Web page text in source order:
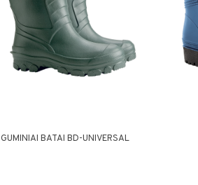
GUMINIAI BATAI BD-UNIVERSAL